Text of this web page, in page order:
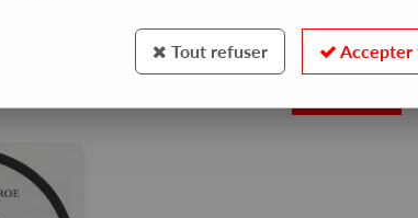
Tout refuser Accepter